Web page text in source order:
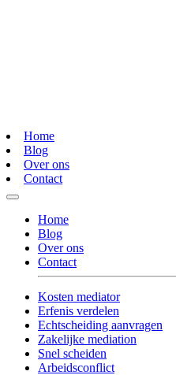
Home
Blog
Over ons
Contact
Home
Blog
Over ons
Contact
Kosten mediator
Erfenis verdelen
Echtscheiding aanvragen
Zakelijke mediation
Snel scheiden
Arbeidsconflict